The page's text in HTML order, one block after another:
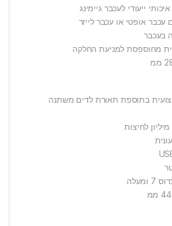
ייעודי לעכבר גיימינג
אופטי או עכבר לייזר
בעכבר
מחוספסת למניעת החלקה
בתוספת תאורת לדים משתנה